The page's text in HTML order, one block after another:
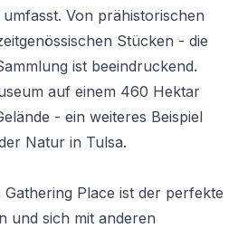
Von prähistorischen
Stücken - die
ist beeindruckend.
auf einem 460 Hektar
- ein weiteres Beispiel
Natur in Tulsa.
Gathering Place ist der perfekte
und sich mit anderen